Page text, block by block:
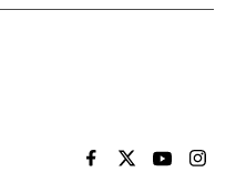
EL PAÍS BRASIL EN
EL PAÍSEL PAÍS
EL